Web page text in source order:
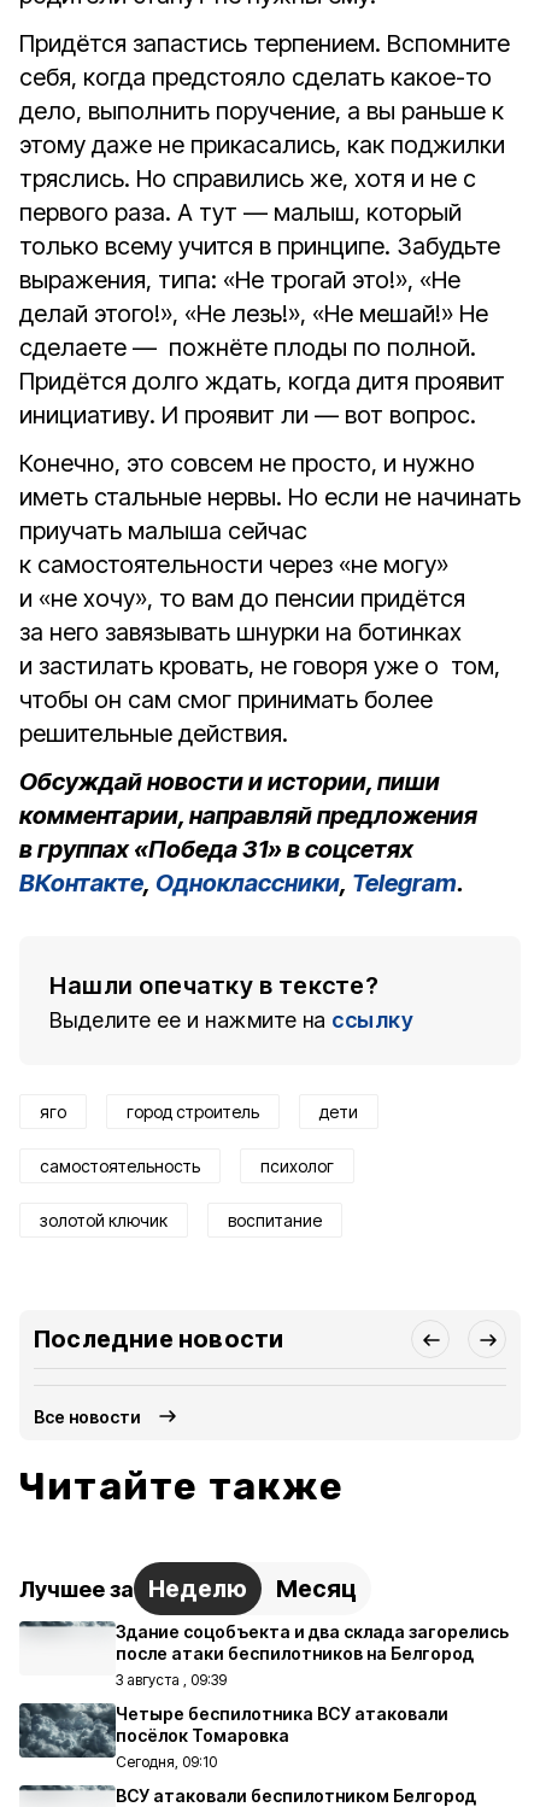
Придётся запастись терпением. Вспомните
себя, когда предстояло сделать какое-то
дело, выполнить поручение, а вы раньше к
этому даже не прикасались, как поджилки
тряслись. Но справились же, хотя и не с
первого раза. А тут — малыш, который
только всему учится в принципе. Забудьте
выражения, типа: «Не трогай это!», «Не
делай этого!», «Не лезь!», «Не мешай!» Не
сделаете — пожнёте плоды по полной.
Придётся долго ждать, когда дитя проявит
инициативу. И проявит ли — вот вопрос.
Конечно, это совсем не просто, и нужно
иметь стальные нервы. Но если не начинать
приучать малыша сейчас
к самостоятельности через «не могу»
и «не хочу», то вам до пенсии придётся
за него завязывать шнурки на ботинках
и застилать кровать, не говоря уже о том,
чтобы он сам смог принимать более
решительные действия.
Обсуждай новости и истории, пиши
комментарии, направляй предложения
в группах «Победа 31» в соцсетях
ВКонтакте, Одноклассники, Telegram.
Нашли опечатку в тексте?
Выделите ее и нажмите на ссылку
яго город строитель дети
самостоятельность психолог
золотой ключик воспитание
Последние новости
Все новости
Читайте также
Лучшее за Неделю Месяц
Здание соцобъекта и два склада загорелись
после атаки беспилотников на Белгород
3 августа , 09:39
Четыре беспилотника ВСУ атаковали
посёлок Томаровка
Сегодня, 09:10
ВСУ атаковали беспилотником Белгород